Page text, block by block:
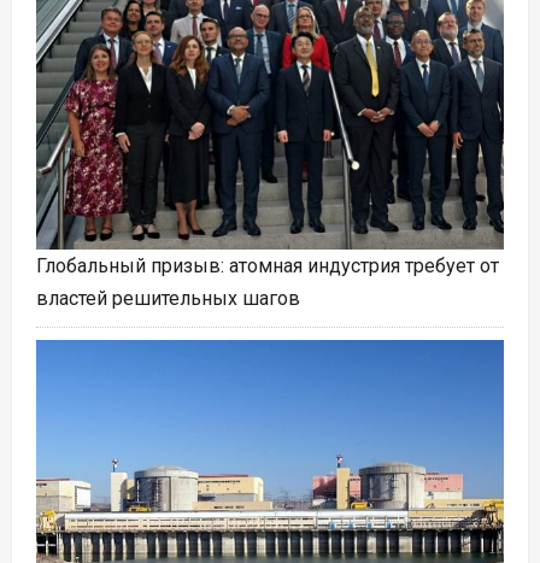
Глобальный призыв: атомная индустрия требует от
властей решительных шагов